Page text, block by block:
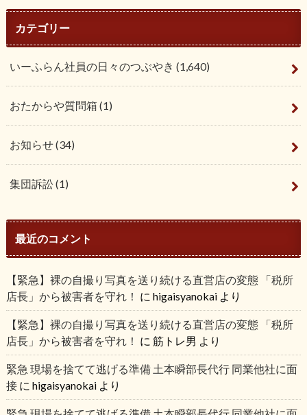
カテゴリー
いーふらん社員の日々のつぶやき (1,640)
おたからや質問箱 (1)
お知らせ(34)
集団訴訟(1)
最近のコメント
【緊急】裸の自撮り写真を送り続ける直営店の変態 「税所
店長」から被害者を守れ！ に higaisyanokaiより
【緊急】裸の自撮り写真を送り続ける直営店の変態 「税所
店長」から被害者を守れ！ に 筋トレ男 より
緊急 現場を捨てて逃げる準備 土本瞬部長代行 同業他社に面
接に higaisyanokaiより